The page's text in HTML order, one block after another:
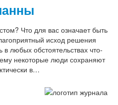
Что для вас означает быть
исход решения
любых обстоятельствах что-
некоторые люди сохраняют
в…